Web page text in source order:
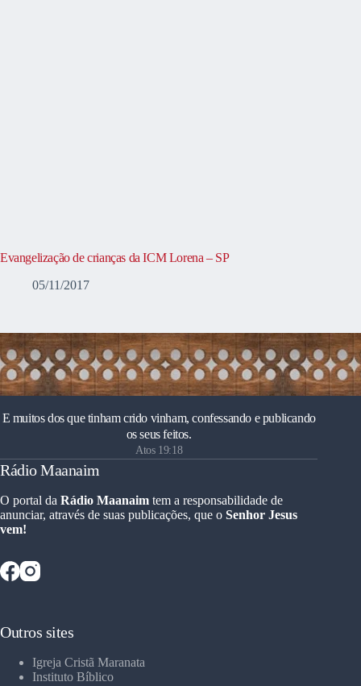
Evangelização de crianças da ICM Lorena – SP
05/11/2017
E muitos dos que tinham crido vinham, confessando e publicando
os seus feitos.
Atos 19:18
Rádio Maanaim
O portal da Rádio Maanaim tem a responsabilidade de
anunciar, através de suas publicações, que o Senhor Jesus
vem!
Outros sites
Igreja Cristã Maranata
Instituto Bíblico